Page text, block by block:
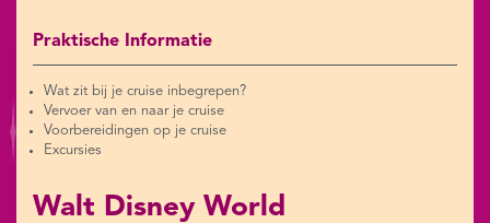
Praktische Informatie
Wat zit bij je cruise inbegrepen?
Vervoer van en naar je cruise
Voorbereidingen op je cruise
Excursies
Walt Disney World